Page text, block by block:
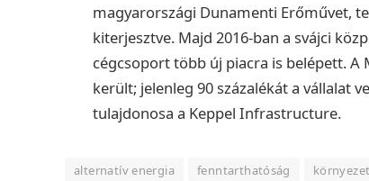
magyarországi Dunamenti Erőművet,
kiterjesztve. Majd 2016-ban a svájci
cégcsoport több új piacra is belépett.A
került; jelenleg 90 százalékát a vállalat
tulajdonosa a Keppel Infrastructure.
alternatív energia fenntarthatóság